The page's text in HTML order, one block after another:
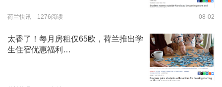
荷兰快讯 1276阅读 08-02
太香了！每月房租仅65欧，荷兰推出学
生住宿优惠福利…